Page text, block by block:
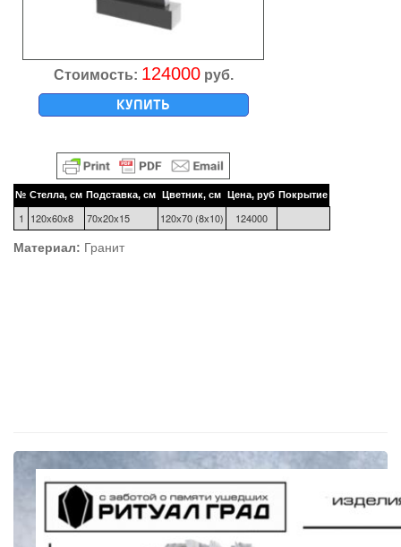
Стоимость: 124000руб.
КУПИТЬ
№ Стелла, см Подставка, см Цветник, см Цена, руб Покрытие
1 120х60х8 70х20х15 120х70 (8х10) 124000
Материал: Гранит